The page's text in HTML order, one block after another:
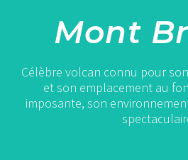
Mont
Célèbre volcan connu pour
et son emplacement au
imposante, son